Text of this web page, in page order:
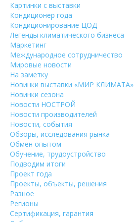
Картинки с выставки
Кондиционер года
Кондиционирование ЦОД
Легенды климатического бизнеса
Маркетинг
Международное сотрудничество
Мировые новости
На заметку
Новинки выставки «МИР КЛИМАТА»
Новинки сезона
Новости НОСТРОЙ
Новости производителей
Новости, события
Обзоры, исследования рынка
Обмен опытом
Обучение, трудоустройство
Подводим итоги
Проект года
Проекты, объекты, решения
Разное
Регионы
Сертификация, гарантия